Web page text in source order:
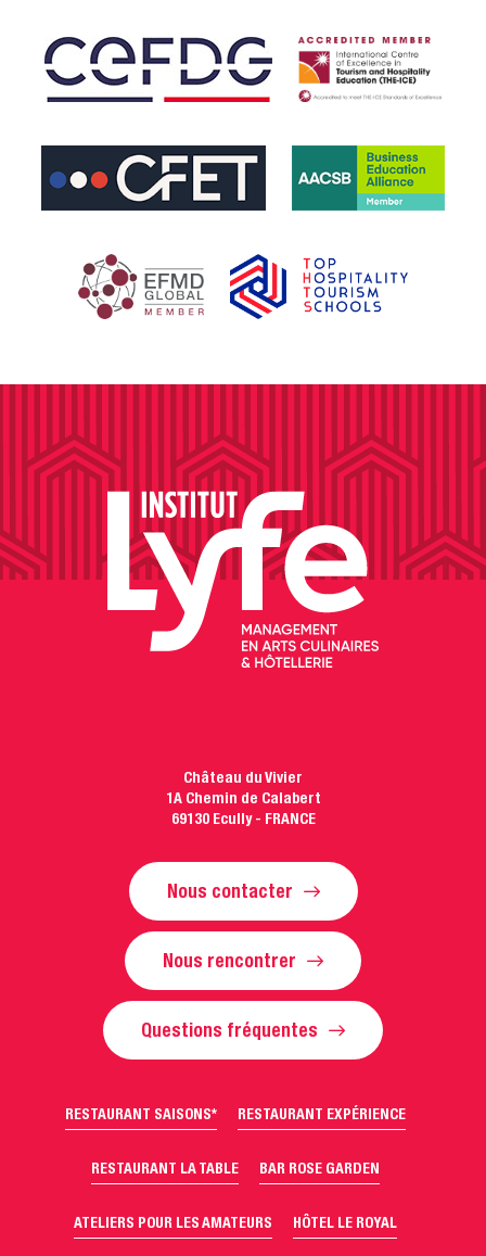
Château du Vivier
1A Chemin de Calabert
69130 Ecully - FRANCE
Nous contacter
Nous rencontrer
Questions fréquentes
RESTAURANT SAISONS* RESTAURANT EXPÉRIENCE
RESTAURANT LA TABLE BAR ROSE GARDEN
ATELIERS POUR LES AMATEURS HÔTEL LE ROYAL